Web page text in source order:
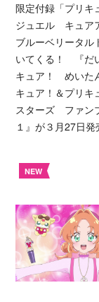
限定付録「プリキ
ジュエル キュア
ブルーベリータル
いてくる！ 『だ
キュア！ めいた
キュア！＆プリキ
スターズ ファン
１』が３月27日発
NEW